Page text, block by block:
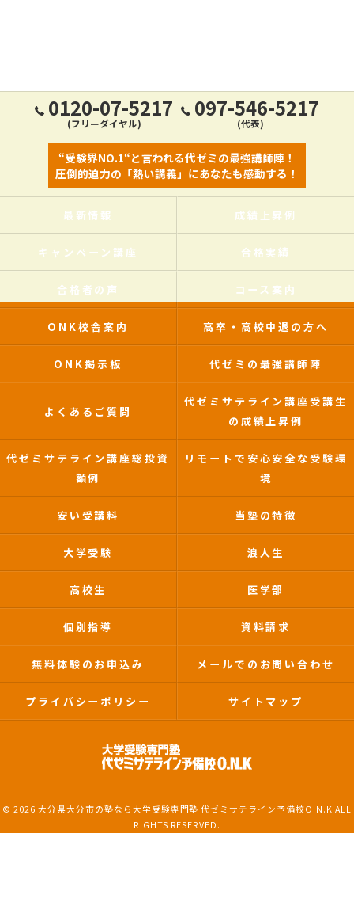
0120-07-5217
(フリーダイヤル)
097-546-5217
(代表)
“受験界NO.1“と言われる代ゼミの最強講師陣！
圧倒的迫力の「熱い講義」にあなたも感動する！
最新情報 成績上昇例
キャンペーン講座 合格実績
合格者の声 コース案内
ONK校舎案内 高卒・高校中退の方へ
ONK掲示板 代ゼミの最強講師陣
よくあるご質問
代ゼミサテライン講座受講生
の成績上昇例
代ゼミサテライン講座総投資
額例
リモートで安心安全な受験環
境
安い受講料 当塾の特徴
大学受験 浪人生
高校生 医学部
個別指導 資料請求
無料体験のお申込み メールでのお問い合わせ
プライバシーポリシー サイトマップ
© 2026 大分県大分市の塾なら大学受験専門塾 代ゼミサテライン予備校O.N.K ALL
RIGHTS RESERVED.